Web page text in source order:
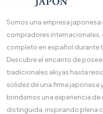
Somos una empresa
compradores
completo en español durante
Descubre el encanto de
tradicionales akiyas hasta
solidez de una firma japonesa
brindamos una experiencia
distinguida, inspirando plena